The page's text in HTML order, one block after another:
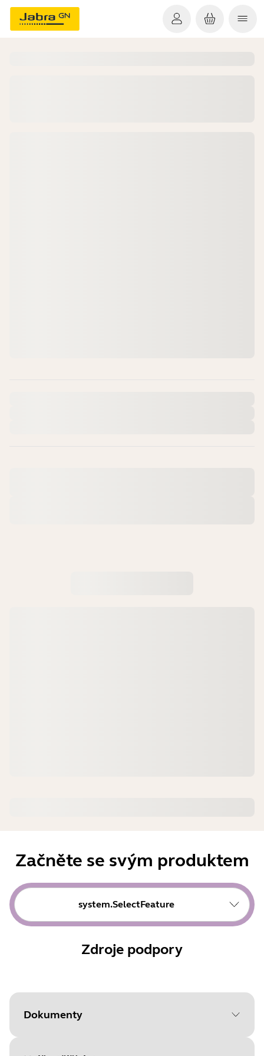
Začněte se svým produktem
system.SelectFeature
Zdroje podpory
Dokumenty